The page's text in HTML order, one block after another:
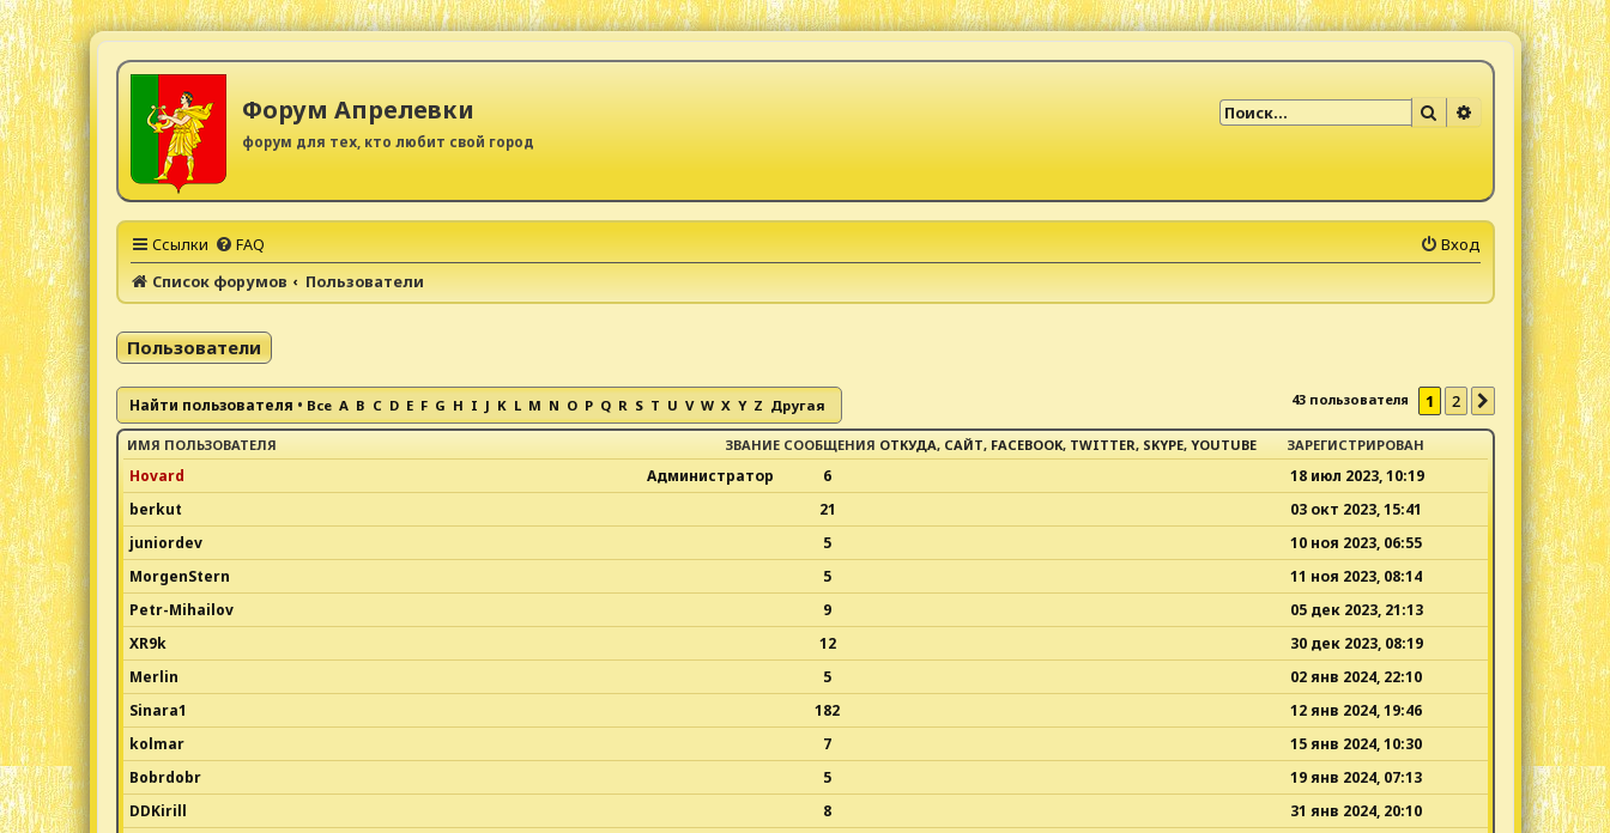
Форум Апрелевки
форум для тех, кто любит свой город
Поиск Расширенный
Ссылки FAQ
Вход
Список форумов
Пользователи
Пользователи
Найти пользователя • Все A B C D E F G H I J K L M N O P Q R S T U V W X Y Z Другая 43 пользователя 1 2 След.
ЗВАНИЕ
ИМЯ ПОЛЬЗОВАТЕЛЯ СООБЩЕНИЯ ОТКУДА, САЙТ, FACEBOOK, TWITTER, SKYPE, YOUTUBE ЗАРЕГИСТРИРОВАН
Администратор
Hovard 6
18 июл 2023, 10:19
berkut
21
03 окт 2023, 15:41
juniordev
5
10 ноя 2023, 06:55
MorgenStern
5
11 ноя 2023, 08:14
Petr-Mihailov
9
05 дек 2023, 21:13
XR9k
12
30 дек 2023, 08:19
Merlin
5
02 янв 2024, 22:10
Sinara1
182
12 янв 2024, 19:46
kolmar
7
15 янв 2024, 10:30
Bobrdobr
5
19 янв 2024, 07:13
DDKirill
8
31 янв 2024, 20:10